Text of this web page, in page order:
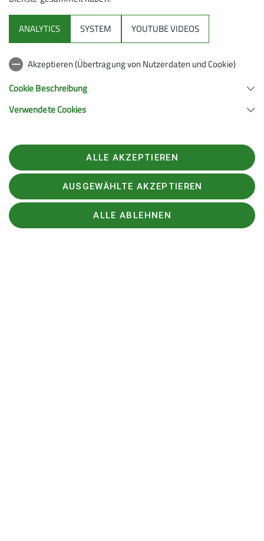
helfen und machen Lust auf das Erlebnis vor Ort.
ANALYTICS SYSTEM YOUTUBE VIDEOS
Akzeptieren (Übertragung von Nutzerdaten und Cookie)
Cookie Beschreibung
Verwendete Cookies
ALLE AKZEPTIEREN
AUSGEWÄHLTE AKZEPTIEREN
ALLE ABLEHNEN